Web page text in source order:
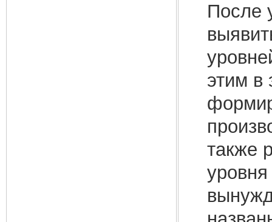
После
этим в
также